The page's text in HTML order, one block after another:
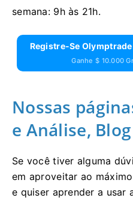
semana: 9h às 21h.
Registre-Se
Ganhe $ 10.000
Nossas
e Análise, Blog
Se você tiver alguma
em aproveitar ao
e quiser aprender a usar